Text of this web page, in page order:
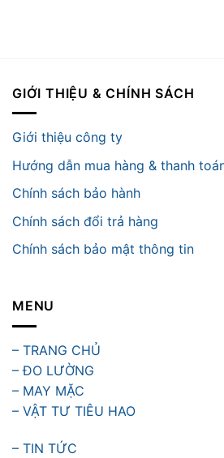
GIỚI THIỆU & CHÍNH SÁCH
Giới thiệu công ty
Hướng dẫn mua hàng & thanh
Chính sách bảo hành
Chính sách đổi trả hàng
Chính sách bảo mật thông tin
MENU
– TRANG CHỦ
– ĐO LƯỜNG
– MAY MẶC
– VẬT TƯ TIÊU HAO
– TIN TỨC